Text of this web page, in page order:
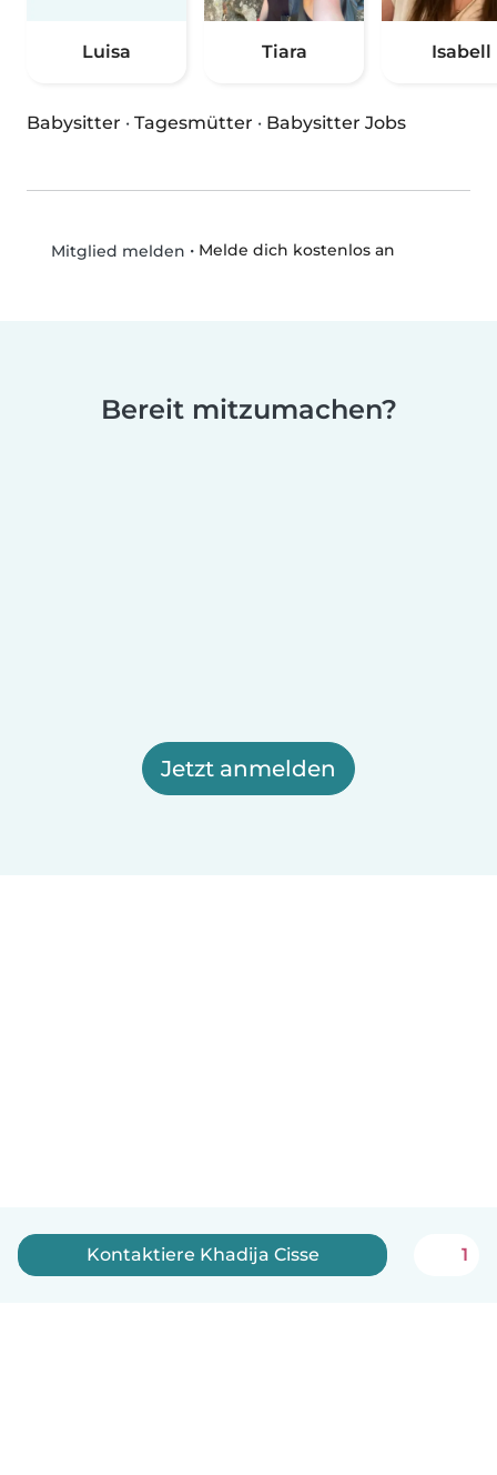
Luisa Tiara Isabell
Babysitter · Tagesmütter · Babysitter Jobs
Mitglied melden • Melde dich kostenlos an
Bereit mitzumachen?
Jetzt anmelden
Kontaktiere Khadija Cisse 1